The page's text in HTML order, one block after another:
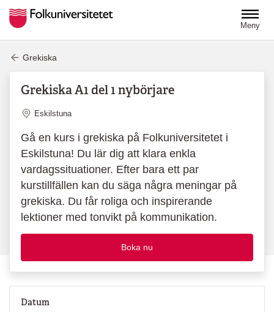
Meny
Grekiska
Grekiska A1 del 1 nybörjare
Plats
Eskilstuna
Gå en kurs i grekiska på Folkuniversitetet i
Eskilstuna! Du lär dig att klara enkla
vardagssituationer. Efter bara ett par
kurstillfällen kan du säga några meningar på
grekiska. Du får roliga och inspirerande
lektioner med tonvikt på kommunikation.
Boka nu
Datum